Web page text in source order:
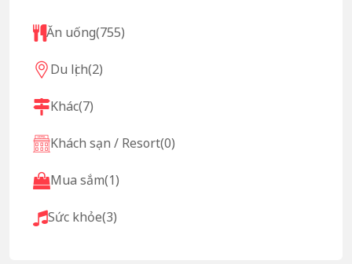
Ăn uống(755)
Du lịch(2)
Khác(7)
Khách sạn / Resort(0)
Mua sắm(1)
Sức khỏe(3)